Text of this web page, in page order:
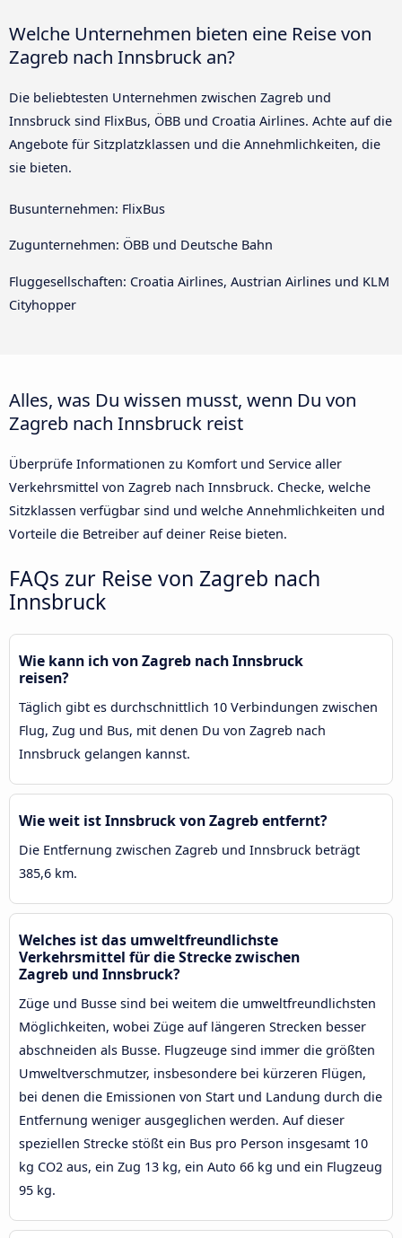
Welche Unternehmen bieten eine Reise von
Zagreb nach Innsbruck an?
Die beliebtesten Unternehmen zwischen Zagreb und
Innsbruck sind FlixBus, ÖBB und Croatia Airlines. Achte auf die
Angebote für Sitzplatzklassen und die Annehmlichkeiten, die
sie bieten.
Busunternehmen: FlixBus
Zugunternehmen: ÖBB und Deutsche Bahn
Fluggesellschaften: Croatia Airlines, Austrian Airlines und KLM
Cityhopper
Alles, was Du wissen musst, wenn Du von
Zagreb nach Innsbruck reist
Überprüfe Informationen zu Komfort und Service aller
Verkehrsmittel von Zagreb nach Innsbruck. Checke, welche
Sitzklassen verfügbar sind und welche Annehmlichkeiten und
Vorteile die Betreiber auf deiner Reise bieten.
FAQs zur Reise von Zagreb nach
Innsbruck
Wie kann ich von Zagreb nach Innsbruck
reisen?
Täglich gibt es durchschnittlich 10 Verbindungen zwischen
Flug, Zug und Bus, mit denen Du von Zagreb nach
Innsbruck gelangen kannst.
Wie weit ist Innsbruck von Zagreb entfernt?
Die Entfernung zwischen Zagreb und Innsbruck beträgt
385,6 km.
Welches ist das umweltfreundlichste
Verkehrsmittel für die Strecke zwischen
Zagreb und Innsbruck?
Züge und Busse sind bei weitem die umweltfreundlichsten
Möglichkeiten, wobei Züge auf längeren Strecken besser
abschneiden als Busse. Flugzeuge sind immer die größten
Umweltverschmutzer, insbesondere bei kürzeren Flügen,
bei denen die Emissionen von Start und Landung durch die
Entfernung weniger ausgeglichen werden. Auf dieser
speziellen Strecke stößt ein Bus pro Person insgesamt 10
kg CO2 aus, ein Zug 13 kg, ein Auto 66 kg und ein Flugzeug
95 kg.